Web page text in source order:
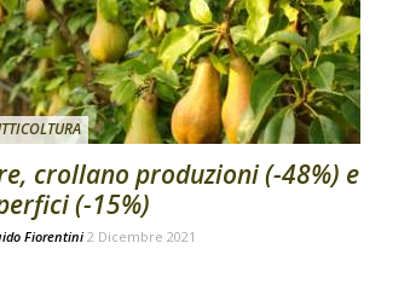
crollano produzioni (-48%) e
(-15%)
Fiorentini2 Dicembre 2021